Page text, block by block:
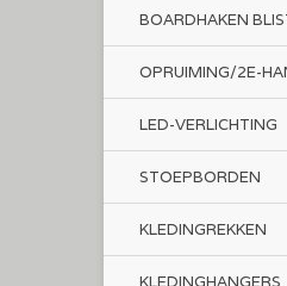
BOARDHAKEN
OPRUIMING/2E-
LED-VERLICHTING
STOEPBORDEN
KLEDINGREKKEN
KLEDINGHANGERS